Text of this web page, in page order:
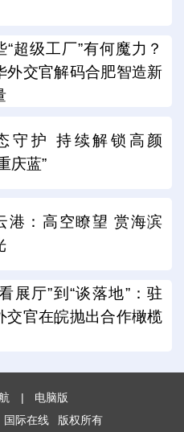
“超级工厂”有何魔力？
外交官解码合肥智造新
守护 持续解锁高颜
庆蓝”
港：高空瞭望 赏海滨
展厅”到“谈落地”：驻
交官在皖抛出合作橄榄
|
电脑版
国际在线 版权所有